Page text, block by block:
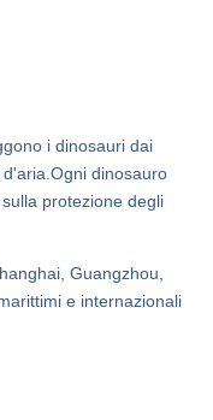
i dinosauri dai
dinosauro
protezione degli
Guangzhou,
e internazionali